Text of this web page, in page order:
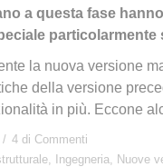
a questa fase
particolarmente
la nuova versione
della versione
in più. Eccone
4 di Commenti
Ingegneria Nuove